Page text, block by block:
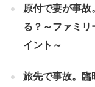
原付で妻が事故
る？～ファミリ
イント～
旅先で事故。臨